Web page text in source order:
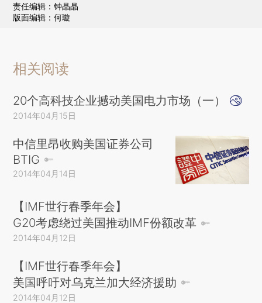
责任编辑：钟晶晶
版面编辑：何璇
相关阅读
20个高科技企业撼动美国电力市场（一）
2014年04月15日
中信里昂收购美国证券公司
BTIG
2014年04月14日
【IMF世行春季年会】
G20考虑绕过美国推动IMF份额改革
2014年04月12日
【IMF世行春季年会】
美国呼吁对乌克兰加大经济援助
2014年04月12日